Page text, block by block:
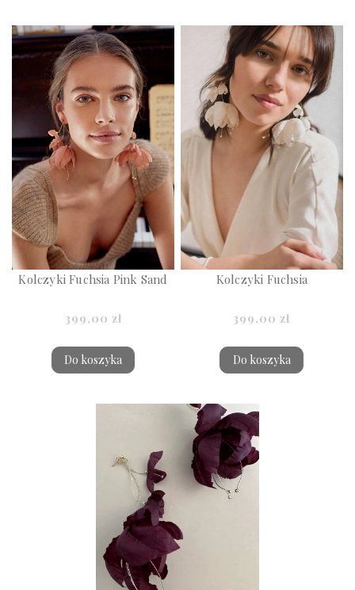
Kolczyki Fuchsia Pink Sand
399,00 zł
Do koszyka
Kolczyki Fuchsia
399,00 zł
Do koszyka